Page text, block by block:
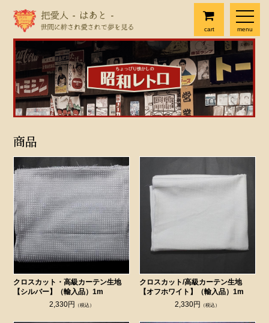
menu
cart
商品
クロスカット・高級カーテン生地
【シルバー】（輸入品）1m
2,330円
（税込）
クロスカット/高級カーテン生地
【オフホワイト】（輸入品）1m
2,330円
（税込）